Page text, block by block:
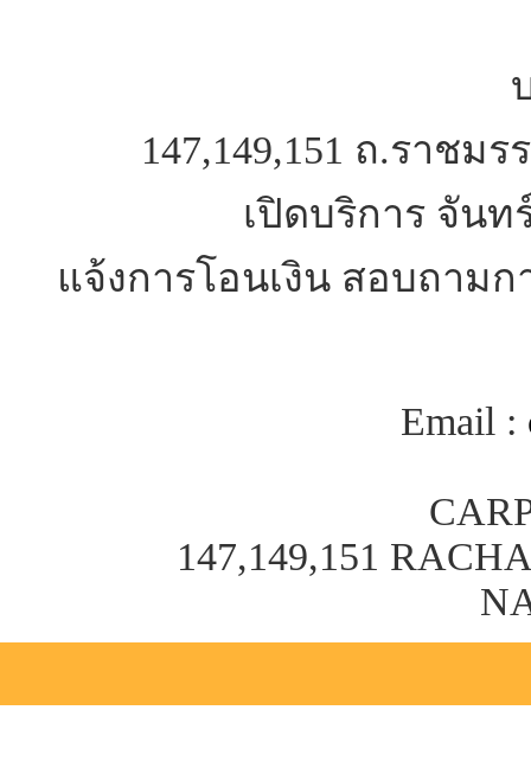
147,149,151 ถ.ราชม
เปิดบริการ จันท
แจ้งการโอนเงิน สอบถามก
Email :
147,149,151